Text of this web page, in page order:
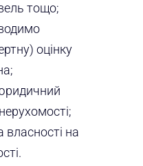
тощо;
оцінку
власності на